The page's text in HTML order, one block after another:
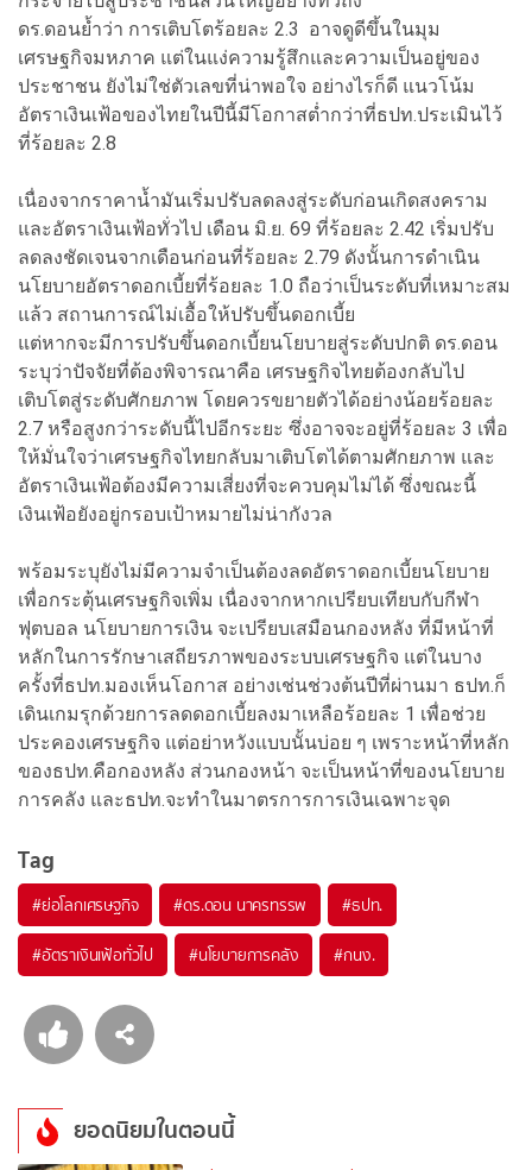
ดร.ดอนย้ำว่า การเติบโตร้อยละ 2.3 อาจดูดีขึ้นในมุม
เศรษฐกิจมหภาค แต่ในแง่ความรู้สึกและความเป็นอยู่ของ
ประชาชน ยังไม่ใช่ตัวเลขที่น่าพอใจ อย่างไรก็ดี แนวโน้ม
อัตราเงินเฟ้อของไทยในปีนี้มีโอกาสต่ำกว่าที่ธปท.ประเมินไว้
ที่ร้อยละ 2.8
เนื่องจากราคาน้ำมันเริ่มปรับลดลงสู่ระดับก่อนเกิดสงคราม
และอัตราเงินเฟ้อทั่วไป เดือน มิ.ย. 69 ที่ร้อยละ 2.42 เริ่มปรับ
ลดลงชัดเจนจากเดือนก่อนที่ร้อยละ 2.79 ดังนั้นการดำเนิน
นโยบายอัตราดอกเบี้ยที่ร้อยละ 1.0 ถือว่าเป็นระดับที่เหมาะสม
แล้ว สถานการณ์ไม่เอื้อให้ปรับขึ้นดอกเบี้ย
แต่หากจะมีการปรับขึ้นดอกเบี้ยนโยบายสู่ระดับปกติ ดร.ดอน
ระบุว่าปัจจัยที่ต้องพิจารณาคือ เศรษฐกิจไทยต้องกลับไป
เติบโตสู่ระดับศักยภาพ โดยควรขยายตัวได้อย่างน้อยร้อยละ
2.7 หรือสูงกว่าระดับนี้ไปอีกระยะ ซึ่งอาจจะอยู่ที่ร้อยละ 3 เพื่อ
ให้มั่นใจว่าเศรษฐกิจไทยกลับมาเติบโตได้ตามศักยภาพ และ
อัตราเงินเฟ้อต้องมีความเสี่ยงที่จะควบคุมไม่ได้ ซึ่งขณะนี้
เงินเฟ้อยังอยู่กรอบเป้าหมายไม่น่ากังวล
พร้อมระบุยังไม่มีความจำเป็นต้องลดอัตราดอกเบี้ยนโยบาย
เพื่อกระตุ้นเศรษฐกิจเพิ่ม เนื่องจากหากเปรียบเทียบกับกีฬา
ฟุตบอล นโยบายการเงิน จะเปรียบเสมือนกองหลัง ที่มีหน้าที่
หลักในการรักษาเสถียรภาพของระบบเศรษฐกิจ แต่ในบาง
ครั้งที่ธปท.มองเห็นโอกาส อย่างเช่นช่วงต้นปีที่ผ่านมา ธปท.ก็
เดินเกมรุกด้วยการลดดอกเบี้ยลงมาเหลือร้อยละ 1 เพื่อช่วย
ประคองเศรษฐกิจ แต่อย่าหวังแบบนั้นบ่อย ๆ เพราะหน้าที่หลัก
ของธปท.คือกองหลัง ส่วนกองหน้า จะเป็นหน้าที่ของนโยบาย
การคลัง และธปท.จะทำในมาตรการการเงินเฉพาะจุด
Tag
#ย่อโลกเศรษฐกิจ #ดร.ดอน นาครทรรพ #ธปท.
#อัตราเงินเฟ้อทั่วไป #นโยบายการคลัง #กนง.
ยอดนิยมในตอนนี้